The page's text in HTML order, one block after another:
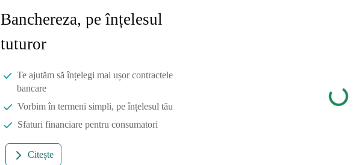
Banchereza, pe înțelesul
tuturor
Te ajutăm să înțelegi mai ușor contractele
bancare
Vorbim în termeni simpli, pe înțelesul tău
Sfaturi financiare pentru consumatori
Citește